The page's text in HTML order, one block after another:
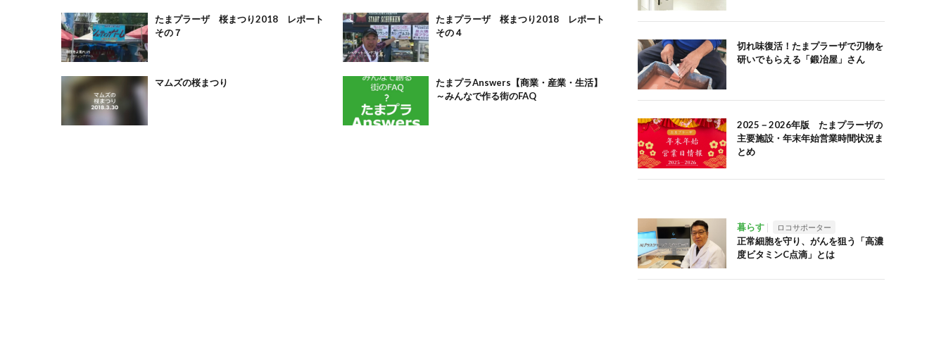
たまプラーザ 桜まつり2018 レポート
その７
たまプラーザ 桜まつり2018 レポート
その４
マムズの桜まつり
たまプラAnswers【商業・産業・生活】
～みんなで作る街のFAQ
切れ味復活！たまプラーザで刃物を
研いでもらえる「鍛冶屋」さん
2025－2026年版 たまプラーザの
主要施設・年末年始営業時間状況ま
とめ
暮らす ロコサポーター
正常細胞を守り、がんを狙う「高濃
度ビタミンC点滴」とは